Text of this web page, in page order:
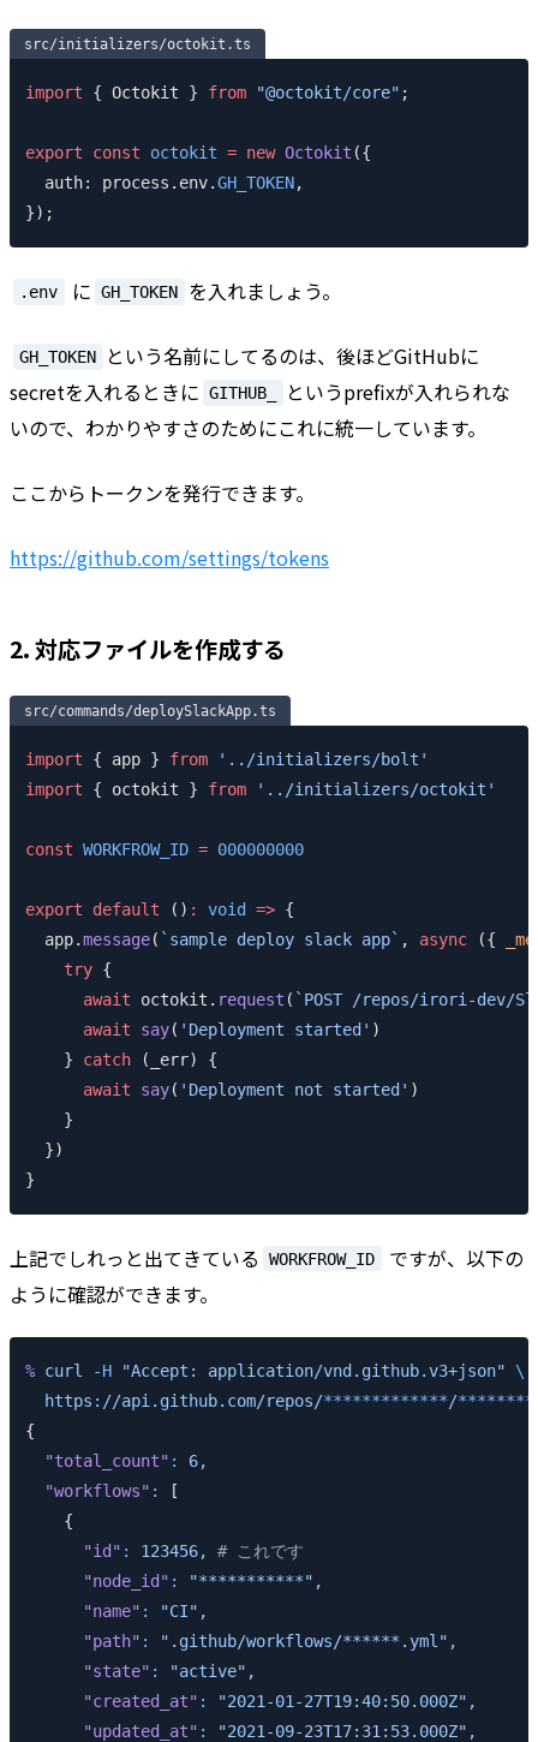
src/initializers/octokit.ts
import { Octokit } from "@octokit/core" ;
export const octokit = new Octokit ({
  auth: process.env.
GH_TOKEN,
});
.env に GH_TOKEN を入れましょう。
GH_TOKEN
という名前にしてるのは、後ほどGitHubに
secretを入れるときに GITHUB_
というprefixが入れられな
いので、わかりやすさのためにこれに統一しています。
ここからトークンを発行できます。
https://github.com/settings/tokens
2. 対応ファイルを作成する
src/commands/deploySlackApp.ts
import { app } from '../initializers/bolt'
import { octokit } from '../initializers/octokit'
const WORKFROW_ID = 000000000
export default () : void => {
  app.
message( `sample deploy slack app` , async ({
    try
{
      await
octokit. request ( `POST /repos/irori-dev/
      await
say( 'Deployment started' )
    }
catch (_err) {
      await
say( 'Deployment not started' )
    }
  })
}
上記でしれっと出てきている WORKFROW_ID
ですが、以下の
ように確認ができます。
% curl -H "Accept: application/vnd.github.v3+json" \
  https://api.github.com/repos/
*************/
{
  "total_count"
:
6,
  "workflows"
:
[
    {
      "id"
: 123456,
# これです
      "node_id"
:
"***********",
      "name"
:
"CI",
      "path"
:
".github/workflows/******.yml",
      "state"
:
"active",
      "created_at"
:
"2021-01-27T19:40:50.000Z",
      "updated_at"
:
"2021-09-23T17:31:53.000Z",